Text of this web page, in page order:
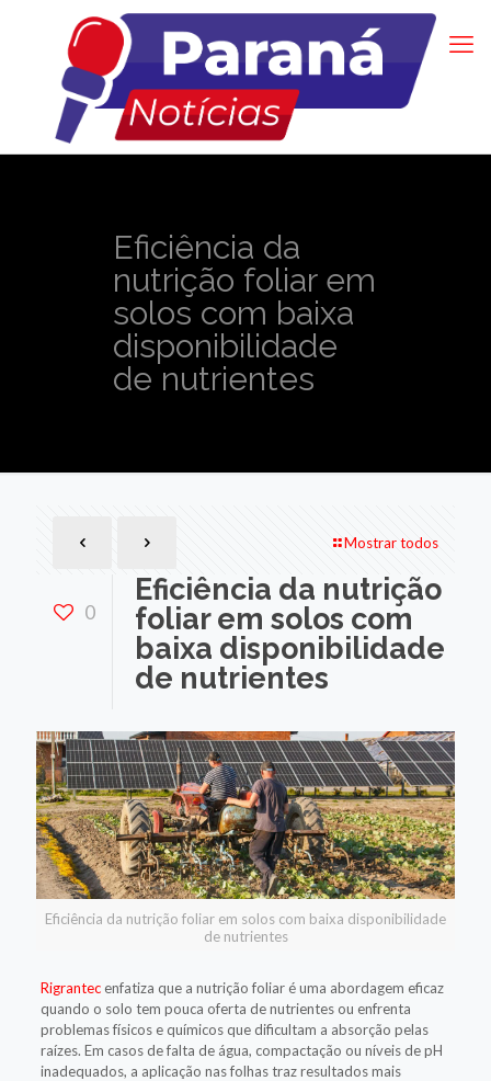
Eficiência da
nutrição foliar em
solos com baixa
disponibilidade
de nutrientes
Mostrar todos
0
Eficiência da nutrição
foliar em solos com
baixa disponibilidade
de nutrientes
Eficiência da nutrição foliar em solos com baixa disponibilidade
de nutrientes
Rigrantecenfatiza que a nutrição foliar é uma abordagem eficaz
quando o solo tem pouca oferta de nutrientes ou enfrenta
problemas físicos e químicos que dificultam a absorção pelas
raízes. Em casos de falta de água, compactação ou níveis de pH
inadequados, a aplicação nas folhas traz resultados mais